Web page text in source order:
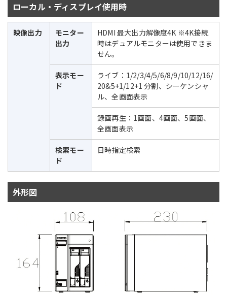
ローカル・ディスプレイ使用時
映像出力
モニター
出力
HDMI 最大出力解像度4K ※4K接続
時はデュアルモニターは使用できま
せん。
表示モー
ド
ライブ：1/2/3/4/5/6/8/9/10/12/16/
20&5+1/12+1 分割、シーケンシャ
ル、全画面表示
録画再生：1画面、4画面、5画面、
全画面表示
検索モー
ド
日時指定検索
外形図